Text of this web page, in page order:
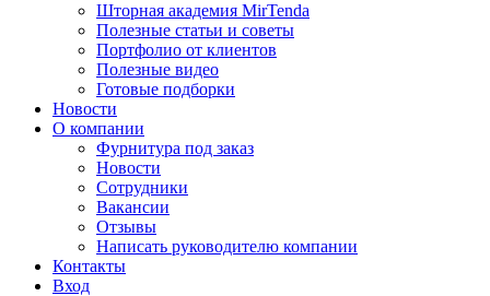
Шторная академия MirTenda
Полезные статьи и советы
Портфолио от клиентов
Полезные видео
Готовые подборки
Новости
О компании
Фурнитура под заказ
Новости
Сотрудники
Вакансии
Отзывы
Написать руководителю компании
Контакты
Вход